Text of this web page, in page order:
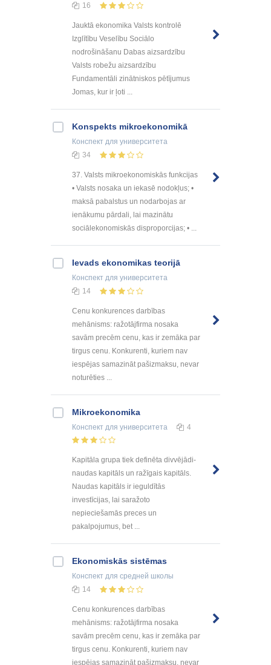
16
Jauktā ekonomika Valsts kontrolē
Izglītību Veselību Sociālo
nodrošināšanu Dabas aizsardzību
Valsts robežu aizsardzību
Fundamentāli zinātniskos pētījumus
Jomas, kur ir ļoti ...
Konspekts mikroekonomikā
Конспект для университета
34
37. Valsts mikroekonomiskās funkcijas
• Valsts nosaka un iekasē nodokļus; •
maksā pabalstus un nodarbojas ar
ienākumu pārdali, lai mazinātu
sociālekonomiskās disproporcijas; • ...
Ievads ekonomikas teorijā
Конспект для университета
14
Cenu konkurences darbības
mehānisms: ražotājfirma nosaka
savām precēm cenu, kas ir zemāka par
tirgus cenu. Konkurenti, kuriem nav
iespējas samazināt pašizmaksu, nevar
noturēties ...
Mikroekonomika
Конспект для университета 4
Kapitāla grupa tiek definēta divvējādi-
naudas kapitāls un ražīgais kapitāls.
Naudas kapitāls ir ieguldītās
investīcijas, lai saražoto
nepieciešamās preces un
pakalpojumus, bet ...
Ekonomiskās sistēmas
Конспект для средней школы
14
Cenu konkurences darbības
mehānisms: ražotājfirma nosaka
savām precēm cenu, kas ir zemāka par
tirgus cenu. Konkurenti, kuriem nav
iespējas samazināt pašizmaksu, nevar